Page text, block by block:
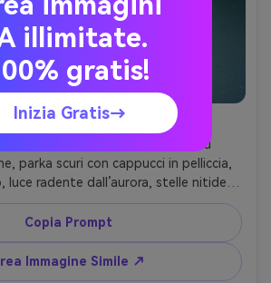
Coppia Notturna Aurora
fresca sotto aurora verde viva su
parka scuri con cappucci in pelliccia,
luce radente dall’aurora, stelle nitide,
A7S III, 24mm f/1.4, effetto lunga
volti puliti, composizione verticale,
notturno, scena ultra-realistica -
-ar 4:5
Copia Prompt
Immagine Simile ↗
illimitate.
gratis!
Inizia Gratis→